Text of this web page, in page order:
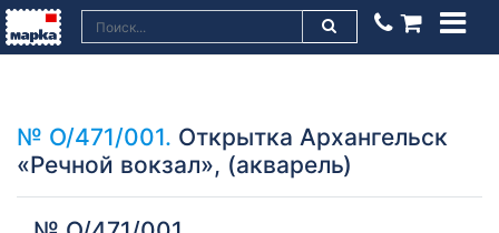
№ О/471/001. Открытка Архангельск
«Речной вокзал», (акварель)